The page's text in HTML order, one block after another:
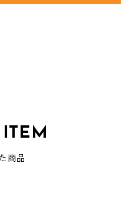
商品